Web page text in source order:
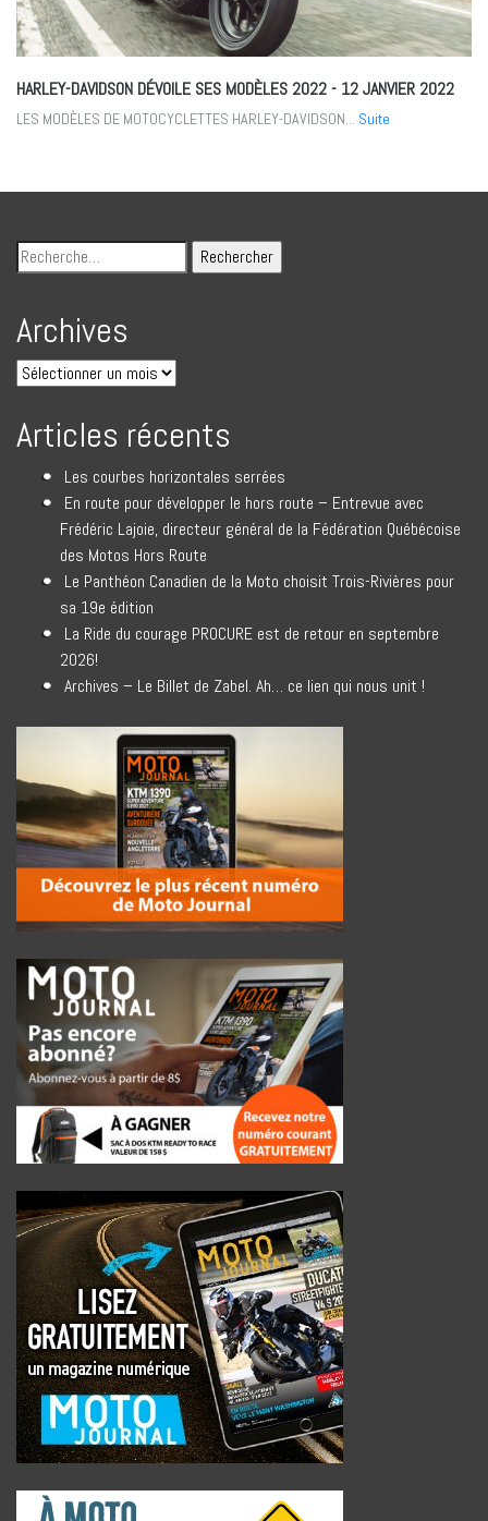
HARLEY-DAVIDSON DÉVOILE SES MODÈLES 2022- 12 JANVIER 2022
LES MODÈLES DE MOTOCYCLETTES HARLEY-DAVIDSON... Suite
Archives
Articles récents
Les courbes horizontales serrées
En route pour développer le hors route – Entrevue avec
Frédéric Lajoie, directeur général de la Fédération Québécoise
des Motos Hors Route
Le Panthéon Canadien de la Moto choisit Trois-Rivières pour
sa 19e édition
La Ride du courage PROCURE est de retour en septembre
2026!
Archives – Le Billet de Zabel. Ah… ce lien qui nous unit !